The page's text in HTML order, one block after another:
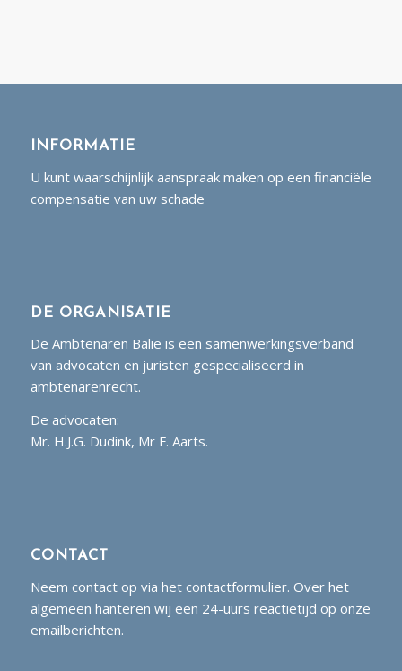
INFORMATIE
U kunt waarschijnlijk aanspraak maken op een financiële
compensatie van uw schade
DE ORGANISATIE
De Ambtenaren Balie is een samenwerkingsverband
van advocaten en juristen gespecialiseerd in
ambtenarenrecht.
De advocaten:
Mr. H.J.G. Dudink, Mr F. Aarts.
CONTACT
Neem contact op via het contactformulier. Over het
algemeen hanteren wij een 24-uurs reactietijd op onze
emailberichten.